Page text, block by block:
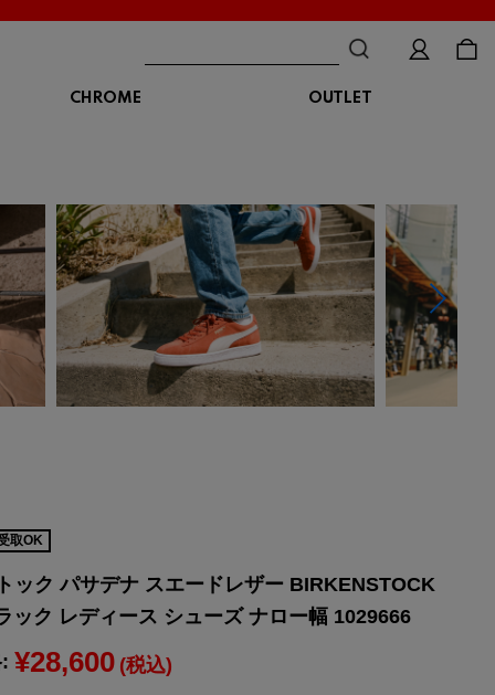
MALIBUSANDALS
マリブサンダルズ
MERRELL
メレル
MIZUNO
Organic handloom
オーガニックハンドルーム
PALLADIUM
パラディウム
PANTHER
メッセンジャーバッグ
バックパック
トートバッグ
カメラバッグ
アクセサリー
CHROME
OUTLET
取OK
ック パサデナ スエードレザー BIRKENSTOCK
ック レディース シューズ ナロー幅 1029666
¥28,600 (税込)